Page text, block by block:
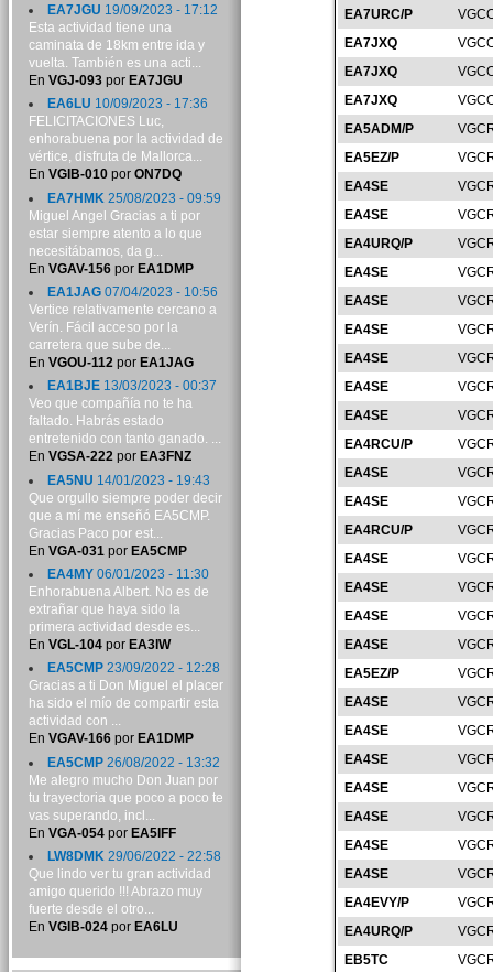
EA7URC/P
EA7JXQ
EA7JXQ
EA7JXQ
EA5ADM/P
EA5EZ/P
EA4SE
EA4SE
EA4URQ/P
EA4SE
EA4SE
EA4SE
EA4SE
EA4SE
EA4SE
EA4RCU/P
EA4SE
EA4SE
EA4RCU/P
EA4SE
EA4SE
EA4SE
EA4SE
EA5EZ/P
EA4SE
EA4SE
EA4SE
EA4SE
EA4SE
EA4SE
EA4SE
EA4EVY/P
EA4URQ/P
EB5TC
EA7JGU 19/09/2023 - 17:12
Esta actividad tiene una
caminata de 18km entre ida y
vuelta. También es una acti...
En VGJ-093por EA7JGU
EA6LU 10/09/2023 - 17:36
FELICITACIONES Luc,
enhorabuena por la actividad de
vértice, disfruta de Mallorca...
En VGIB-010por ON7DQ
EA7HMK 25/08/2023 - 09:59
Miguel Angel Gracias a ti por
estar siempre atento a lo que
necesitábamos, da g...
En VGAV-156por EA1DMP
EA1JAG07/04/2023 - 10:56
Vertice relativamente cercano a
Verín. Fácil acceso por la
carretera que sube de...
En VGOU-112por EA1JAG
EA1BJE13/03/2023 - 00:37
Veo que compañía no te ha
faltado. Habrás estado
entretenido con tanto ganado. ...
En VGSA-222por EA3FNZ
EA5NU 14/01/2023 - 19:43
Que orgullo siempre poder decir
que a mí me enseñó EA5CMP.
Gracias Paco por est...
En VGA-031 por EA5CMP
EA4MY06/01/2023 - 11:30
Enhorabuena Albert. No es de
extrañar que haya sido la
primera actividad desde es...
En VGL-104por EA3IW
EA5CMP23/09/2022 - 12:28
Gracias a ti Don Miguel el placer
ha sido el mío de compartir esta
actividad con ...
En VGAV-166por EA1DMP
EA5CMP26/08/2022 - 13:32
Me alegro mucho Don Juan por
tu trayectoria que poco a poco te
vas superando, incl...
En VGA-054por EA5IFF
LW8DMK29/06/2022 - 22:58
Que lindo ver tu gran actividad
amigo querido !!! Abrazo muy
fuerte desde el otro...
En VGIB-024por EA6LU